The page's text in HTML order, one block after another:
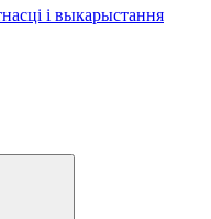
і выкарыстання